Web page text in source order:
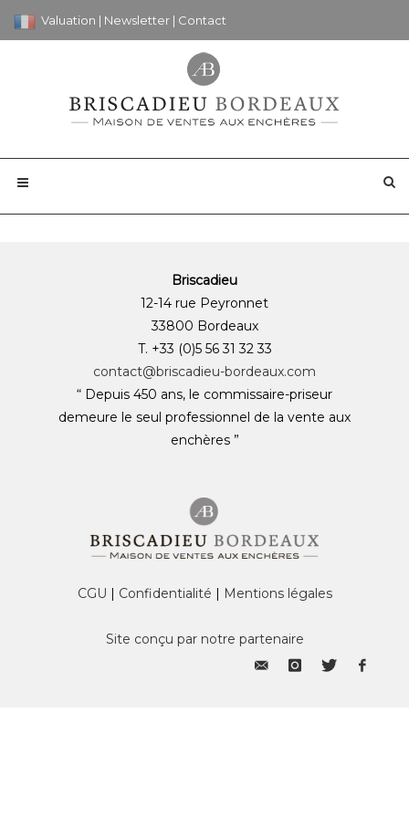
Valuation | Newsletter | Contact
Briscadieu
12-14 rue Peyronnet
33800 Bordeaux
T. +33 (0)5 56 31 32 33
contact@briscadieu-bordeaux.com
“ Depuis 450 ans, le commissaire-priseur
demeure le seul professionnel de la vente aux
enchères ”
CGU | Confidentialité | Mentions légales
Site conçu par notre partenaire